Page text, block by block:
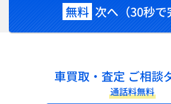
無料 次へ（30秒で
車買取・査定 ご相談
通話料無料